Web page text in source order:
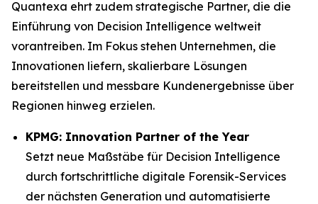
Quantexa ehrt zudem strategische Partner, die die
Einführung von Decision Intelligence weltweit
vorantreiben. Im Fokus stehen Unternehmen, die
Innovationen liefern, skalierbare Lösungen
bereitstellen und messbare Kundenergebnisse über
Regionen hinweg erzielen.
KPMG: Innovation Partner of the Year
Setzt neue Maßstäbe für Decision Intelligence
durch fortschrittliche digitale Forensik-Services
der nächsten Generation und automatisierte